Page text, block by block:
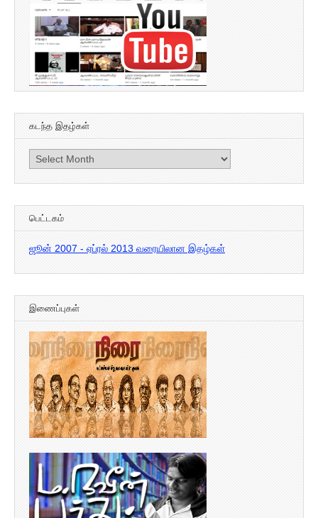
கடந்த இதழ்கள்
கடந்த
இதழ்கள்
பெட்டகம்
ஜூன் 2007 - ஏப்ரல் 2013 வரையிலான இதழ்கள்
இணைப்புகள்